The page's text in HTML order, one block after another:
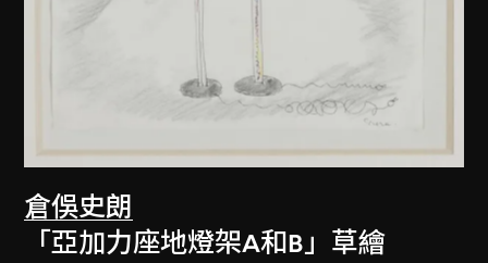
倉俁史朗
「亞加力座地燈架A和B」草繪